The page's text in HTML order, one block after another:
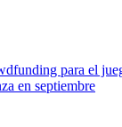
para el
en septiembre